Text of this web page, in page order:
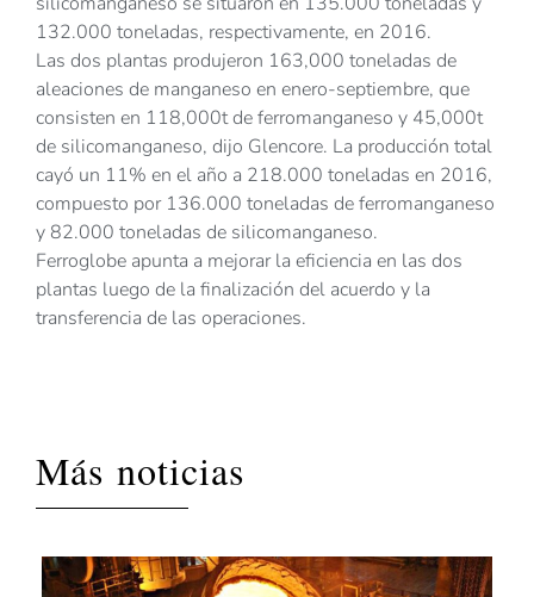
132.000 toneladas, respectivamente, en 2016.
Las dos plantas produjeron 163,000 toneladas de
aleaciones de manganeso en enero-septiembre, que
consisten en 118,000t de ferromanganeso y 45,000t
de silicomanganeso, dijo Glencore. La producción total
cayó un 11% en el año a 218.000 toneladas en 2016,
compuesto por 136.000 toneladas de ferromanganeso
y 82.000 toneladas de silicomanganeso.
Ferroglobe apunta a mejorar la eficiencia en las dos
plantas luego de la finalización del acuerdo y la
transferencia de las operaciones.
Más noticias